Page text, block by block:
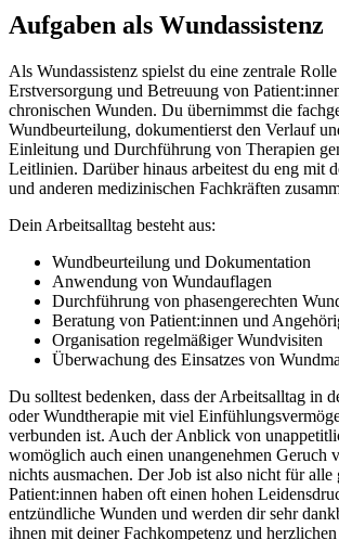
Aufgaben als Wundassistenz
Als Wundassistenz spielst du eine zentrale
Erstversorgung und Betreuung von
chronischen Wunden. Du übernimmst die
Wundbeurteilung, dokumentierst den Verlauf
Einleitung und Durchführung von Therapien
Leitlinien. Darüber hinaus arbeitest du eng mit
und anderen medizinischen Fachkräften
Dein Arbeitsalltag besteht aus:
Wundbeurteilung und Dokumentation
Anwendung von Wundauflagen
Durchführung von phasengerechten
Beratung von Patient:innen und
Organisation regelmäßiger Wundvisiten
Überwachung des Einsatzes von
Du solltest bedenken, dass der Arbeitsalltag in
oder Wundtherapie mit viel
verbunden ist. Auch der Anblick von
womöglich auch einen unangenehmen Geruch
nichts ausmachen. Der Job ist also nicht für alle
Patient:innen haben oft einen hohen
entzündliche Wunden und werden dir sehr
ihnen mit deiner Fachkompetenz und